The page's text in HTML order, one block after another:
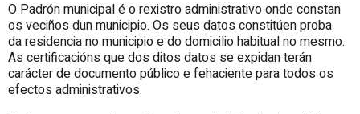
O Padrón municipal é o rexistro administrativo onde constan
os veciños dun municipio. Os seus datos constitúen proba
da residencia no municipio e do domicilio habitual no mesmo.
As certificacións que dos ditos datos se expidan terán
carácter de documento público e fehaciente para todos os
efectos administrativos.